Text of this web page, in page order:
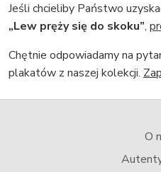
Jeśli chcieliby Państwo
„Lew pręży się do skoku”,
Chętnie odpowiadamy na
plakatów z naszej kolekcji.
O